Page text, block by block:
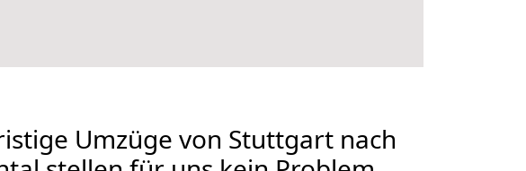
Umzüge von Stuttgart nach